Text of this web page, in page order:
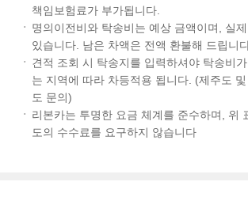
책임보험료가 부가됩니다.
명의이전비와 탁송비는 예상 금액이며, 실
있습니다. 남은 차액은 전액 환불해 드립니
견적 조회 시 탁송지를 입력하셔야 탁송비
는 지역에 따라 차등적용 됩니다. (제주도
도 문의)
리본카는 투명한 요금 체계를 준수하며, 위
도의 수수료를 요구하지 않습니다